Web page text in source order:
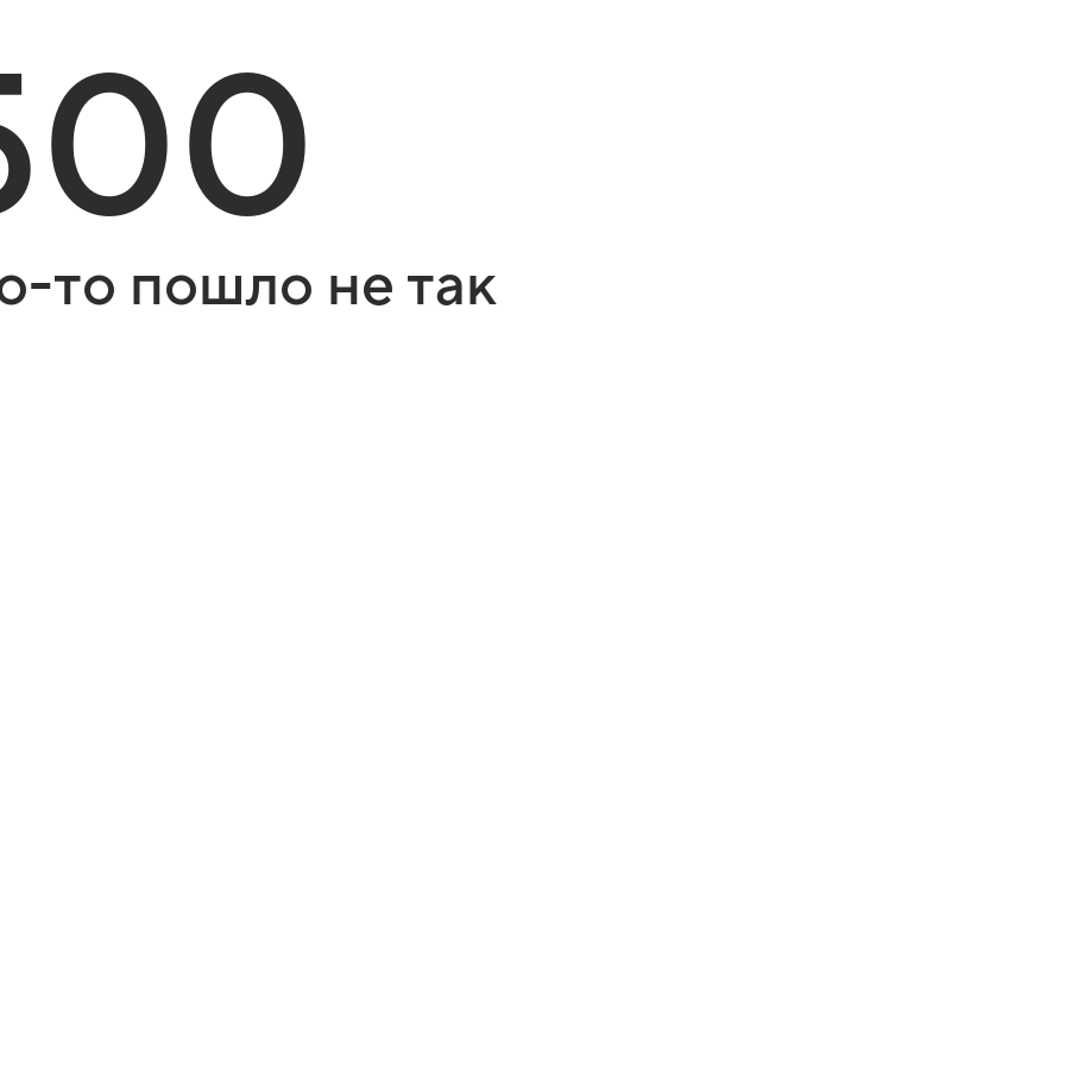
то пошло не так